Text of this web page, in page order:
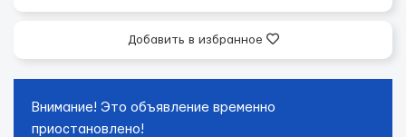
Добавить в избранное
Внимание! Это объявление временно
приостановлено!